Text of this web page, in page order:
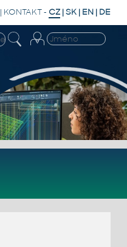
| KONTAKT- CZ |SK | EN | DE